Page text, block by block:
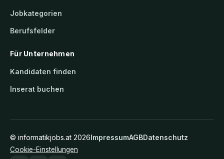
Jobkategorien
Berufsfelder
Für Unternehmen
Kandidaten finden
Inserat buchen
© informatikjobs.at 2026ImpressumAGBDatenschutz
Cookie-Einstellungen